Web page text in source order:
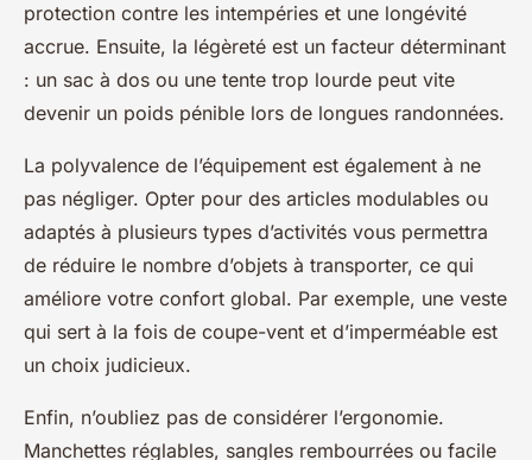
protection contre les intempéries et une longévité
accrue. Ensuite, la légèreté est un facteur déterminant
: un sac à dos ou une tente trop lourde peut vite
devenir un poids pénible lors de longues randonnées.
La polyvalence de l’équipement est également à ne
pas négliger. Opter pour des articles modulables ou
adaptés à plusieurs types d’activités vous permettra
de réduire le nombre d’objets à transporter, ce qui
améliore votre confort global. Par exemple, une veste
qui sert à la fois de coupe-vent et d’imperméable est
un choix judicieux.
Enfin, n’oubliez pas de considérer l’ergonomie.
Manchettes réglables, sangles rembourrées ou facile